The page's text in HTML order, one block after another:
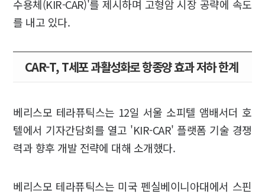
수용체(KIR-CAR)'를 제시하며 고형암 시장 공략에 속도
를 내고 있다.
CAR-T, T세포 과활성화로 항종양 효과 저하 한계
베리스모 테라퓨틱스는 12일 서울 소피텔 앰배서더 호
텔에서 기자간담회를 열고 'KIR-CAR' 플랫폼 기술 경쟁
력과 향후 개발 전략에 대해 소개했다.
베리스모 테라퓨틱스는 미국 펜실베이니아대에서 스핀